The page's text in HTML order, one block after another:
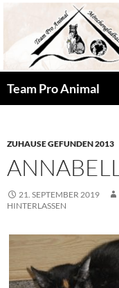
springen
Team Pro Animal
ZUHAUSE GEFUNDEN 2013
ANNABELL
21. SEPTEMBER 2019
HINTERLASSEN